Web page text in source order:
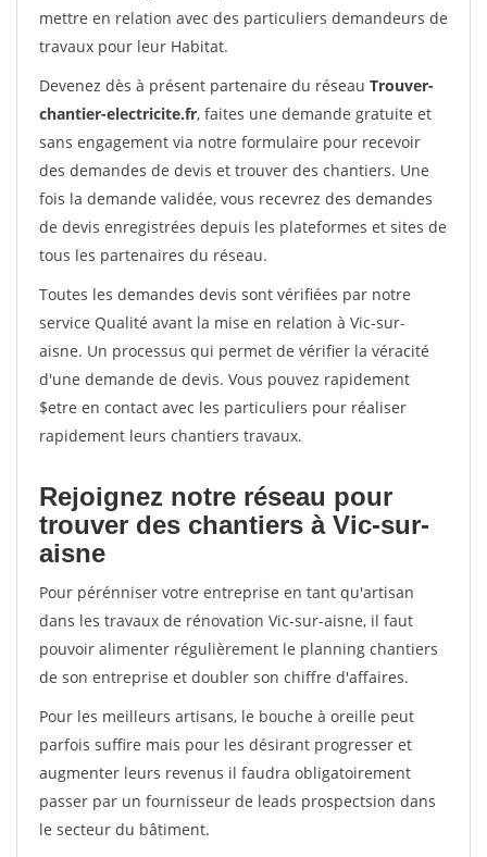
mettre en relation avec des particuliers demandeurs de
travaux pour leur Habitat.
Devenez dès à présent partenaire du réseau Trouver-
chantier-electricite.fr, faites une demande gratuite et
sans engagement via notre formulaire pour recevoir
des demandes de devis et trouver des chantiers. Une
fois la demande validée, vous recevrez des demandes
de devis enregistrées depuis les plateformes et sites de
tous les partenaires du réseau.
Toutes les demandes devis sont vérifiées par notre
service Qualité avant la mise en relation à Vic-sur-
aisne. Un processus qui permet de vérifier la véracité
d'une demande de devis. Vous pouvez rapidement
$etre en contact avec les particuliers pour réaliser
rapidement leurs chantiers travaux.
Rejoignez notre réseau pour
trouver des chantiers à Vic-sur-
aisne
Pour pérénniser votre entreprise en tant qu'artisan
dans les travaux de rénovation Vic-sur-aisne, il faut
pouvoir alimenter régulièrement le planning chantiers
de son entreprise et doubler son chiffre d'affaires.
Pour les meilleurs artisans, le bouche à oreille peut
parfois suffire mais pour les désirant progresser et
augmenter leurs revenus il faudra obligatoirement
passer par un fournisseur de leads prospectsion dans
le secteur du bâtiment.